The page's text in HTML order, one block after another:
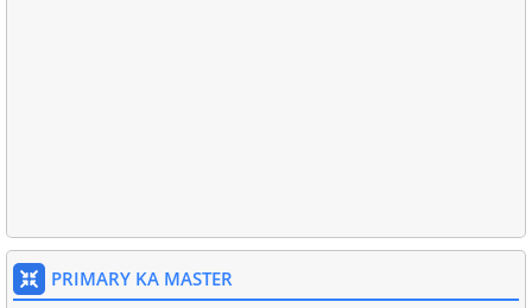
PRIMARY KA MASTER